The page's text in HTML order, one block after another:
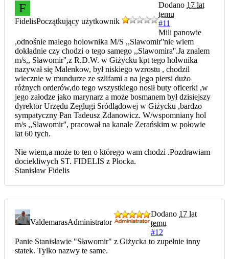
F
FidelisPoczątkujący użytkownik
Dodano 17 lat
temu
#11
Mili panowie
,odnośnie malego holownika M/S ,,Slawomir''nie wiem
dokładnie czy chodzi o tego samego ,,Slawomira''.Ja znalem
m/s,, Sławomir'',z R.D.W. w Giżycku kpt tego holwnika
nazywał się Malenkow, był niskiego wzrostu , chodzil
wiecznie w mundurze ze szlifami a na jego piersi dużo
różnych orderów,do tego wszystkiego nosił buty oficerki ,w
jego załodze jako marynarz a może bosmanem był dzisiejszy
dyrektor Urzędu Zeglugi Sródlądowej w Giżycku ,bardzo
sympatyczny Pan Tadeusz Zdanowicz. W/wspomniany hol
m/s ,,Slawomir'', pracował na kanale Zerańskim w połowie
lat 60 tych.
Nie wiem,a może to ten o którego wam chodzi .Pozdrawiam
dociekliwych ST. FIDELIS z Płocka.
Stanisław Fidelis
ValdemarasAdministrator
Dodano 17 lat
temu
#12
Panie Stanisławie "Sławomir" z Giżycka to zupełnie inny
statek. Tylko nazwy te same.